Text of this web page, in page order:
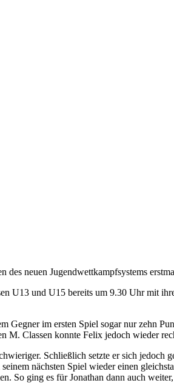
neuen Jugendwettkampfsystems
U13 und U15 bereits um 9.30 Uhr mit
im ersten Spiel sogar nur zehn
M. Classen konnte Felix jedoch wieder
Schließlich setzte er sich
nächsten Spiel wieder einen
So ging es für Jonathan dann auch